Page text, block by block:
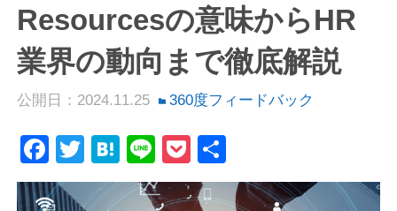
導入事例
セミナー情報
HRコラム
お知らせ
会社情報
Resourcesの意味からHR
業界の動向まで徹底解説
公開日：2024.11.25 360度フィードバック
Facebook
Twitter
Hatena
LinePocket
有